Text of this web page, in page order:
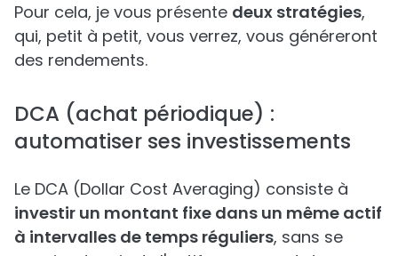
Pour cela, je vous présente deux stratégies,
qui, petit à petit, vous verrez, vous généreront
des rendements.
DCA (achat périodique) :
automatiser ses investissements
Le DCA (Dollar Cost Averaging) consiste à
investir un montant fixe dans un même actif
à intervalles de temps réguliers, sans se